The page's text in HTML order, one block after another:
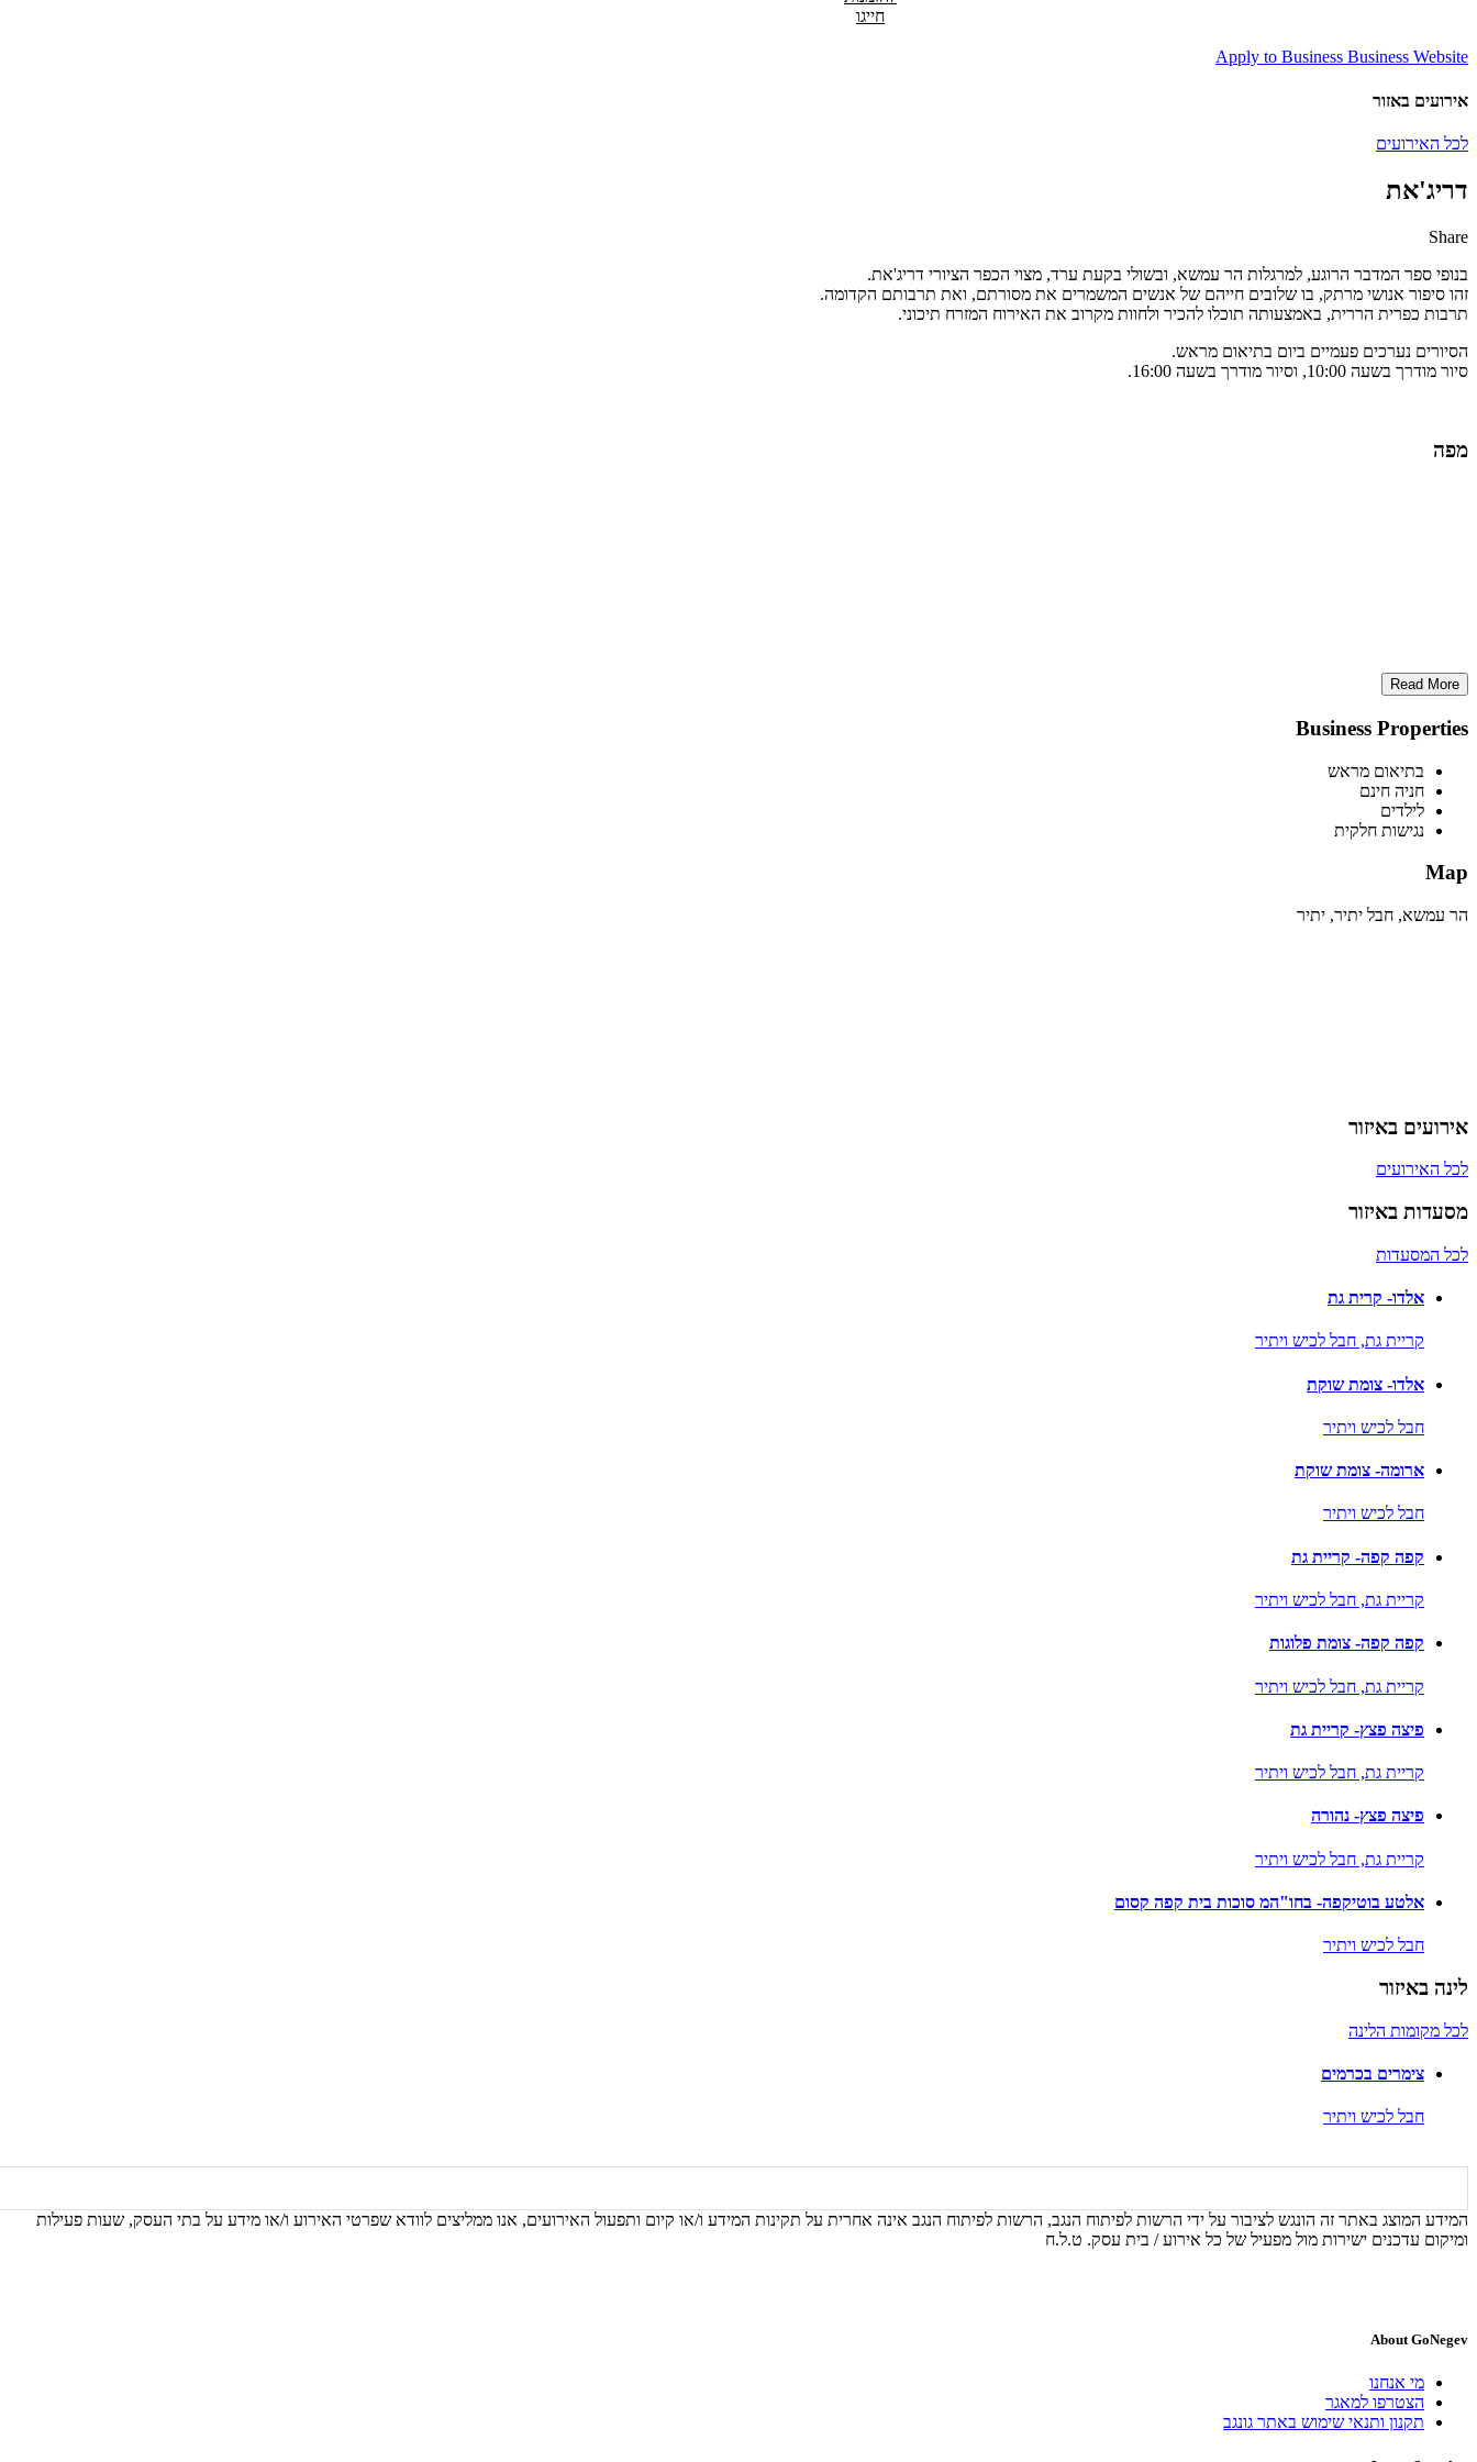
חייגו
Apply to Business Business Website
אירועים באזור
לכל האירועים
דריג'את
Share
Email
Twitter
Google
Plus
Facebook
בנופי ספר המדבר הרוגע, למרגלות הר עמשא, ובשולי בקעת ערד, מצוי הכפר הציורי דריג'את.
זהו סיפור אנושי מרתק, בו שלובים חייהם של אנשים המשמרים את מסורתם, ואת תרבותם הקדומה.
תרבות כפרית הררית, באמצעותה תוכלו להכיר ולחוות מקרוב את האירוח המזרח תיכוני.
הסיורים נערכים פעמיים ביום בתיאום מראש.
סיור מודרך בשעה 10:00, וסיור מודרך בשעה 16:00.
מפה
Read More
Business Properties
בתיאום מראש
חניה חינם
לילדים
נגישות חלקית
Map
הר עמשא, חבל יתיר, יתיר
אירועים באיזור
לכל האירועים
מסעדות באיזור
לכל המסעדות
אלדו- קרית גת
קריית גת, חבל לכיש ויתיר
אלדו- צומת שוקת
חבל לכיש ויתיר
ארומה- צומת שוקת
חבל לכיש ויתיר
קפה קפה- קריית גת
קריית גת, חבל לכיש ויתיר
קפה קפה- צומת פלוגות
קריית גת, חבל לכיש ויתיר
פיצה פצץ- קריית גת
קריית גת, חבל לכיש ויתיר
פיצה פצץ- נהורה
קריית גת, חבל לכיש ויתיר
אלטע בוטיקפה- בחו"המ סוכות בית קפה קסום
חבל לכיש ויתיר
לינה באיזור
לכל מקומות הלינה
צימרים בכרמים
חבל לכיש ויתיר
המידע המוצג באתר זה הונגש לציבור על ידי הרשות לפיתוח הנגב, הרשות לפיתוח הנגב אינה אחרית על תקינות המידע ו/או קיום ותפעול האירועים, אנו ממליצים לוודא שפרטי האירוע ו/או מידע על בתי העסק, שעות פעילות
ומיקום עדכנים ישירות מול מפעיל של כל אירוע / בית עסק. ט.ל.ח
About GoNegev
מי אנחנו
הצטרפו למאגר
תקנון ותנאי שימוש באתר גונגב